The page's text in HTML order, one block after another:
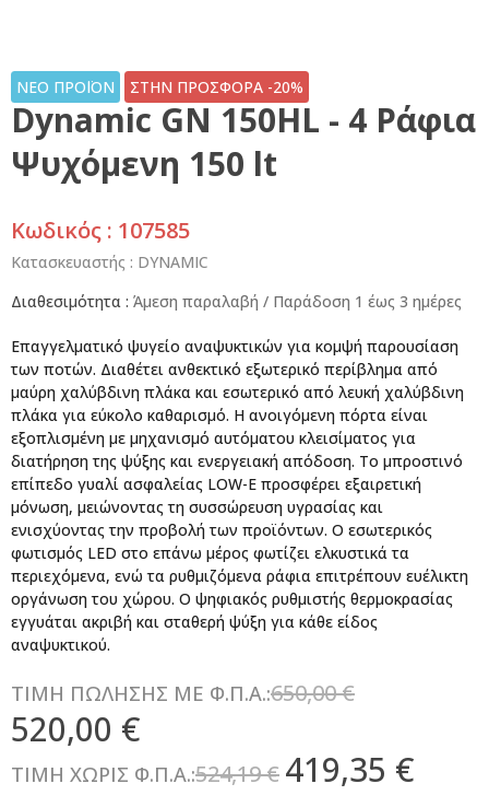
ΝΕΟ ΠΡΟΪΟΝ ΣΤΗΝ ΠΡΟΣΦΟΡΑ -20%
Dynamic GN 150HL - 4 Ράφια
Ψυχόμενη 150 lt
Κωδικός : 107585
Κατασκευαστής : DYNAMIC
Διαθεσιμότητα : Άμεση παραλαβή / Παράδoση 1 έως 3 ημέρες
Επαγγελματικό ψυγείο αναψυκτικών για κομψή παρουσίαση
των ποτών. Διαθέτει ανθεκτικό εξωτερικό περίβλημα από
μαύρη χαλύβδινη πλάκα και εσωτερικό από λευκή χαλύβδινη
πλάκα για εύκολο καθαρισμό. Η ανοιγόμενη πόρτα είναι
εξοπλισμένη με μηχανισμό αυτόματου κλεισίματος για
διατήρηση της ψύξης και ενεργειακή απόδοση. Το μπροστινό
επίπεδο γυαλί ασφαλείας LOW-E προσφέρει εξαιρετική
μόνωση, μειώνοντας τη συσσώρευση υγρασίας και
ενισχύοντας την προβολή των προϊόντων. Ο εσωτερικός
φωτισμός LED στο επάνω μέρος φωτίζει ελκυστικά τα
περιεχόμενα, ενώ τα ρυθμιζόμενα ράφια επιτρέπουν ευέλικτη
οργάνωση του χώρου. Ο ψηφιακός ρυθμιστής θερμοκρασίας
εγγυάται ακριβή και σταθερή ψύξη για κάθε είδος
αναψυκτικού.
ΤΙΜΗ ΠΩΛΗΣΗΣ ΜΕ Φ.Π.Α.:650,00 €
520,00 €
ΤΙΜΗ ΧΩΡΙΣ Φ.Π.Α.:524,19 € 419,35 €